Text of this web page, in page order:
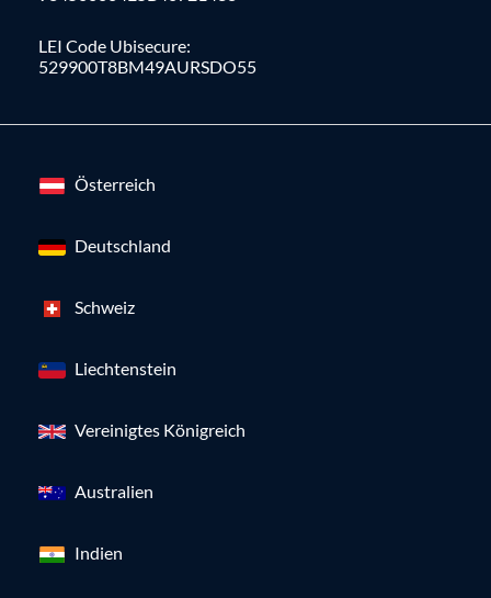
LEI Code Ubisecure:
529900T8BM49AURSDO55
Österreich
Deutschland
Schweiz
Liechtenstein
Vereinigtes Königreich
Australien
Indien